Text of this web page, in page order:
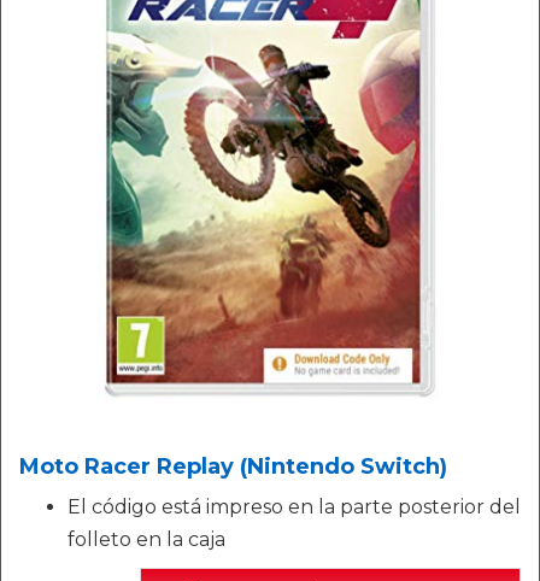
Moto Racer Replay (Nintendo Switch)
El código está impreso en la parte posterior del
folleto en la caja